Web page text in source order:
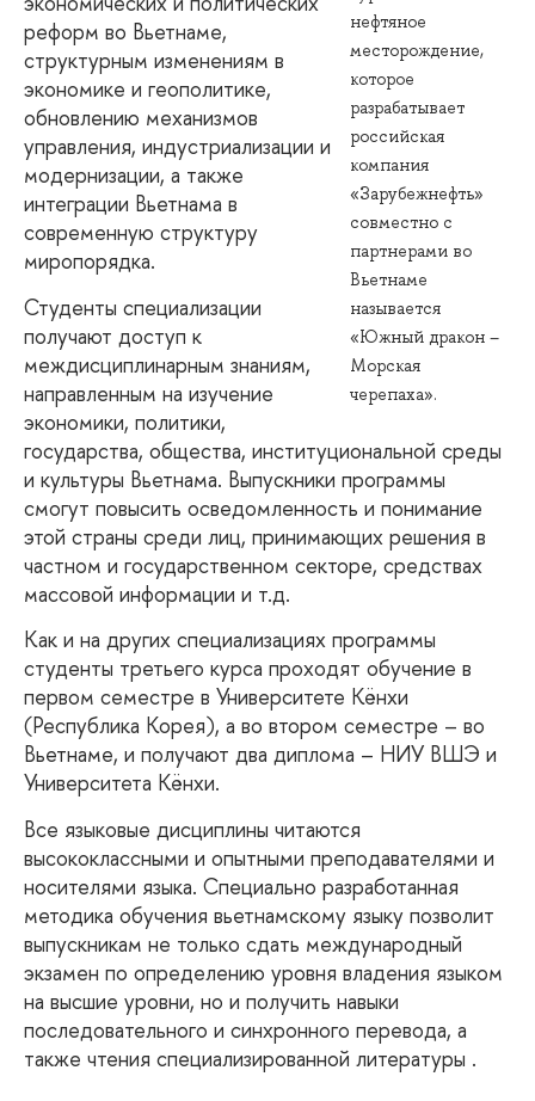
нефтяное
месторождение,
которое
разрабатывает
российская
компания
«Зарубежнефть»
совместно с
партнерами во
Вьетнаме
называется
«Южный дракон –
Морская
черепаха».
реформ во Вьетнаме,
структурным изменениям в
экономике и геополитике,
обновлению механизмов
управления, индустриализации и
модернизации, а также
интеграции Вьетнама в
современную структуру
миропорядка.
Студенты специализации
получают доступ к
междисциплинарным знаниям,
направленным на изучение
экономики, политики,
государства, общества, институциональной среды
и культуры Вьетнама. Выпускники программы
смогут повысить осведомленность и понимание
этой страны среди лиц, принимающих решения в
частном и государственном секторе, средствах
массовой информации и т.д.
Как и на других специализациях программы
студенты третьего курса проходят обучение в
первом семестре в Университете Кёнхи
(Республика Корея), а во втором семестре – во
Вьетнаме, и получают два диплома – НИУ ВШЭ и
Университета Кёнхи.
Все языковые дисциплины читаются
высококлассными и опытными преподавателями и
носителями языка. Специально разработанная
методика обучения вьетнамскому языку позволит
выпускникам не только сдать международный
экзамен по определению уровня владения языком
на высшие уровни, но и получить навыки
последовательного и синхронного перевода, а
также чтения специализированной литературы .